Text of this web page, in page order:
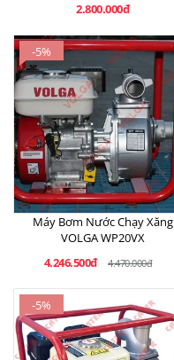
2.800.000đ
-5%
Máy Bơm Nước Chạy Xăng
VOLGA WP20VX
4.246.500đ
4.470.000đ
-5%